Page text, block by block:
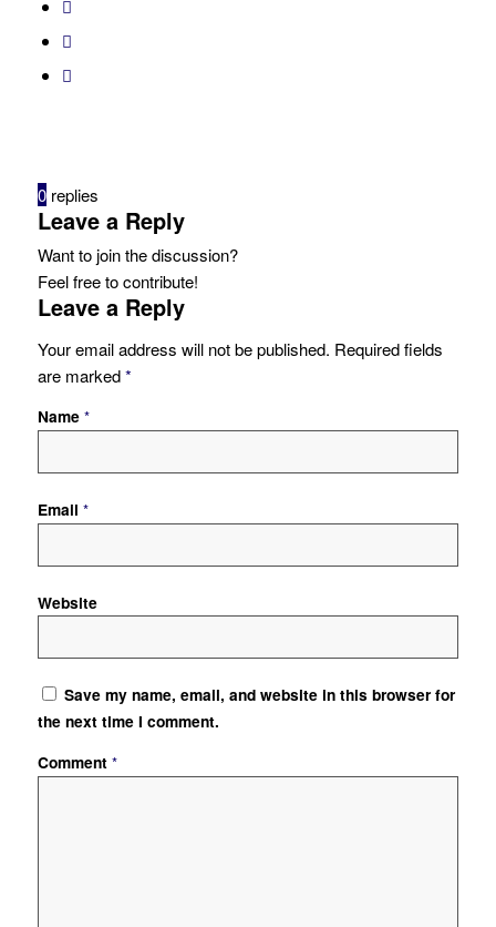
0 replies
Leave a Reply
Want to join the discussion?
Feel free to contribute!
Leave a Reply
Your email address will not be published. Required fields
are marked*
Name *
Email *
Website
Save my name, email, and website in this browser for
the next time I comment.
Comment *